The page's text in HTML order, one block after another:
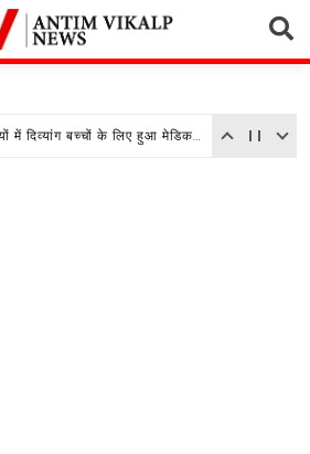
बेसिक शिक्षा विभाग के विद्यालयों में दिव्यांग बच्चों के लिए हुआ मेडिकल असेसमेंट कैम्प का आयोजन